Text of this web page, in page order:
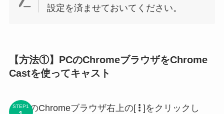
設定を済ませておいてください。
【方法①】PCのChromeブラウザをChrome
Castを使ってキャスト
STEP1
PCのChromeブラウザ右上の[ ]をクリックし